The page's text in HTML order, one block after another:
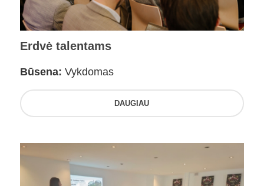
Erdvė talentams
Būsena: Vykdomas
DAUGIAU